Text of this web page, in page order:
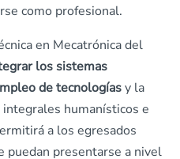
como profesional.
en Mecatrónica del
los sistemas
de tecnologíasy la
humanísticos e
a los egresados
puedan presentarse a nivel